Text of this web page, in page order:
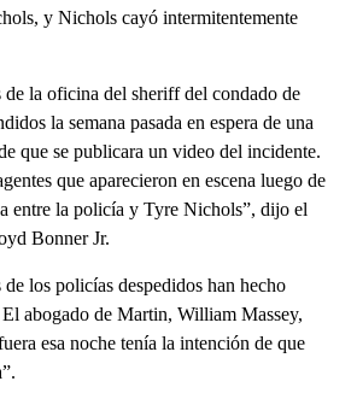
y Nichols cayó intermitentemente
de la oficina del sheriff del condado de
la semana pasada en espera de una
que se publicara un video del incidente.
que aparecieron en escena luego de
entre la policía y Tyre Nichols”, dijo el
Bonner Jr.
los policías despedidos han hecho
abogado de Martin, William Massey,
esa noche tenía la intención de que